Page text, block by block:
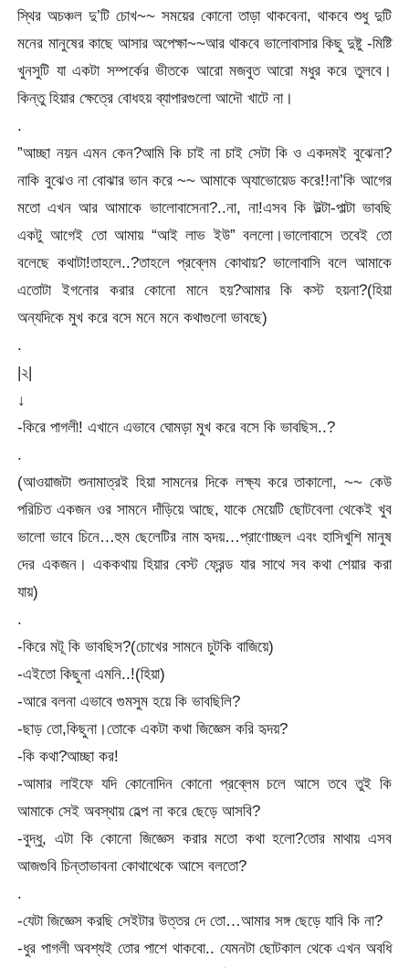
স্থির অচঞ্চল দু’টি চোখ~~ সময়ের কোনো তাড়া থাকবেনা, থাকবে শুধু দুটি
মনের মানুষের কাছে আসার অপেক্ষা~~আর থাকবে ভালোবাসার কিছু দুষ্টু -মিষ্টি
খুনসুটি যা একটা সম্পর্কের ভীতকে আরো মজবুত আরো মধুর করে তুলবে।
কিন্তু হিয়ার ক্ষেত্রে বোধহয় ব্যাপারগুলো আদৌ খাটে না।
.
”আচ্ছা নয়ন এমন কেন?আমি কি চাই না চাই সেটা কি ও একদমই বুঝেনা?
নাকি বুঝেও না বোঝার ভান করে ~~ আমাকে অ্যাভোয়েড করে!!না’কি আগের
মতো এখন আর আমাকে ভালোবাসেনা?..না, না!এসব কি উল্টা-পাল্টা ভাবছি
একটু আগেই তো আমায় “আই লাভ ইউ” বললো।ভালোবাসে তবেই তো
বলেছে কথাটা!তাহলে..?তাহলে প্রব্লেম কোথায়? ভালোবাসি বলে আমাকে
এতোটা ইগনোর করার কোনো মানে হয়?আমার কি কস্ট হয়না?(হিয়া
অন্যদিকে মুখ করে বসে মনে মনে কথাগুলো ভাবছে)
.
|২|
↓
-কিরে পাগলী! এখানে এভাবে ঘোমড়া মুখ করে বসে কি ভাবছিস..?
.
(আওয়াজটা শুনামাত্রই হিয়া সামনের দিকে লক্ষ্য করে তাকালো, ~~ কেউ
পরিচিত একজন ওর সামনে দাঁড়িয়ে আছে, যাকে মেয়েটি ছোটবেলা থেকেই খুব
ভালো ভাবে চিনে…হুম ছেলেটির নাম হৃদয়…প্রাণোচ্ছল এবং হাসিখুশি মানুষ
দের একজন। এককথায় হিয়ার বেস্ট ফ্রেন্ড যার সাথে সব কথা শেয়ার করা
যায়)
.
-কিরে মটূ কি ভাবছিস?(চোখের সামনে চুটকি বাজিয়ে)
-এইতো কিছুনা এমনি..!(হিয়া)
-আরে বলনা এভাবে গুমসুম হয়ে কি ভাবছিলি?
-ছাড় তো,কিছুনা।তোকে একটা কথা জিজ্ঞেস করি হৃদয়?
-কি কথা?আচ্ছা কর!
-আমার লাইফে যদি কোনোদিন কোনো প্রব্লেম চলে আসে তবে তুই কি
আমাকে সেই অবস্থায় হেল্প না করে ছেড়ে আসবি?
-বুদ্ধু, এটা কি কোনো জিজ্ঞেস করার মতো কথা হলো?তোর মাথায় এসব
আজগুবি চিন্তাভাবনা কোথাথেকে আসে বলতো?
.
-যেটা জিজ্ঞেস করছি সেইটার উত্তর দে তো…আমার সঙ্গ ছেড়ে যাবি কি না?
-ধুর পাগলী অবশ্যই তোর পাশে থাকবো.. যেমনটা ছোটকাল থেকে এখন অবধি